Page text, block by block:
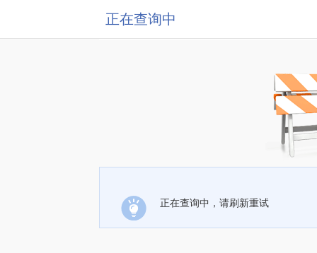
正在查询中
正在查询中，请刷新重试